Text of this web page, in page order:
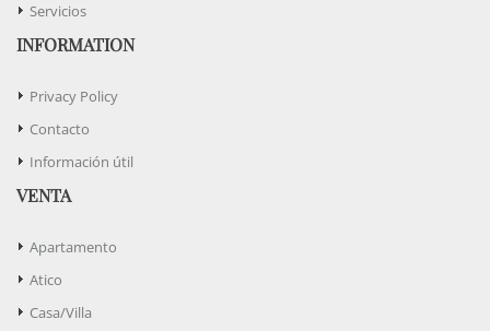
Servicios
INFORMATION
Privacy Policy
Contacto
Información útil
VENTA
Apartamento
Atico
Casa/Villa